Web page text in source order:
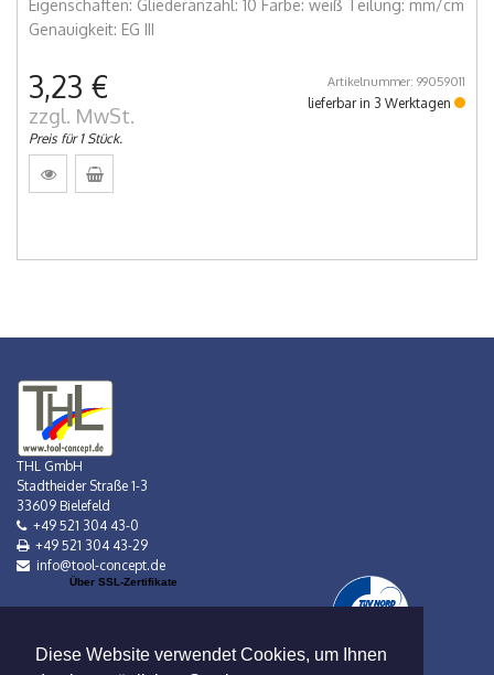
Diese Website verwendet Cookies, um Ihnen
Eigenschaften: Gliederanzahl: 10 Farbe: weiß Teilung: mm/cm
Genauigkeit: EG III
3,23 €
zzgl. MwSt.
Preis für 1 Stück.
Artikelnummer: 99059011
lieferbar in 3 Werktagen
THL GmbH
Stadtheider Straße 1-3
33609 Bielefeld
+49 521 304 43-0
+49 521 304 43-29
info@tool-concept.de
Über SSL-Zertifikate